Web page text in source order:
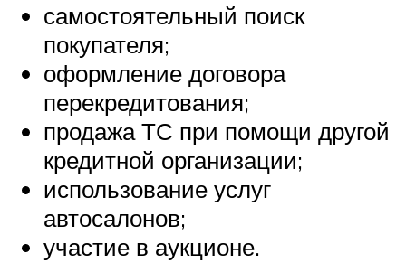
самостоятельный поиск
покупателя;
оформление договора
перекредитования;
продажа ТС при помощи другой
кредитной организации;
использование услуг
автосалонов;
участие в аукционе.